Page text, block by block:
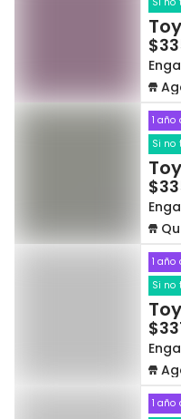
1 año
Si no
1 año
Si no
1 año